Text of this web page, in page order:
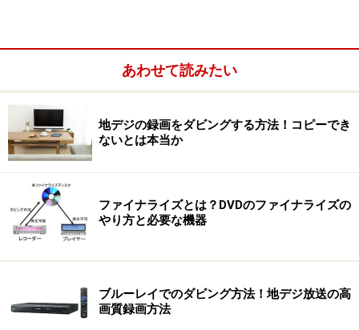
あわせて読みたい
地デジの録画をダビングする方法！コピーでき
ないとは本当か
ファイナライズとは？DVDのファイナライズの
やり方と必要な機器
ブルーレイでのダビング方法！地デジ放送の高
画質録画方法